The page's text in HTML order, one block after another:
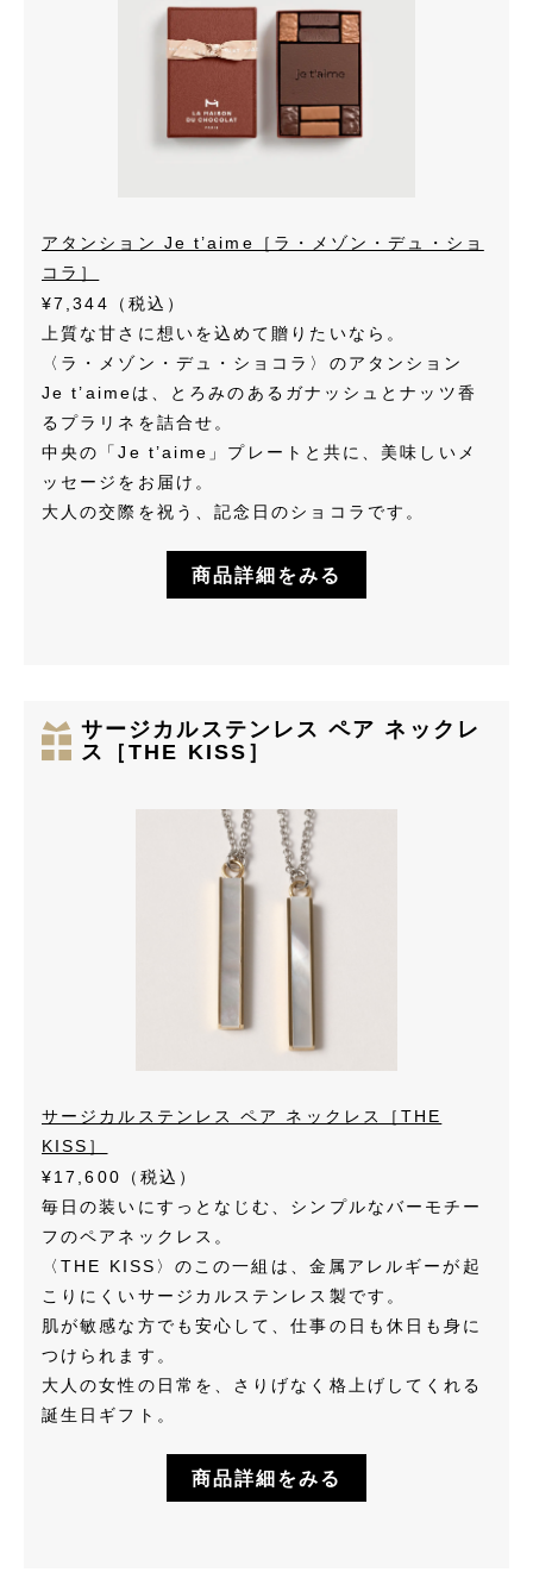
アタンション Je t’aime［ラ・メゾン・デュ・ショ
コラ］
¥7,344（税込）
上質な甘さに想いを込めて贈りたいなら。
〈ラ・メゾン・デュ・ショコラ〉のアタンション
Je t’aimeは、とろみのあるガナッシュとナッツ香
るプラリネを詰合せ。
中央の「Je t’aime」プレートと共に、美味しいメ
ッセージをお届け。
大人の交際を祝う、記念日のショコラです。
商品詳細をみる
サージカルステンレス ペア ネックレ
ス［THE KISS］
サージカルステンレス ペア ネックレス［THE
KISS］
¥17,600（税込）
毎日の装いにすっとなじむ、シンプルなバーモチー
フのペアネックレス。
〈THE KISS〉のこの一組は、金属アレルギーが起
こりにくいサージカルステンレス製です。
肌が敏感な方でも安心して、仕事の日も休日も身に
つけられます。
大人の女性の日常を、さりげなく格上げしてくれる
誕生日ギフト。
商品詳細をみる